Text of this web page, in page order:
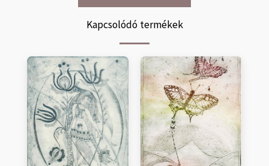
Kapcsolódó termékek